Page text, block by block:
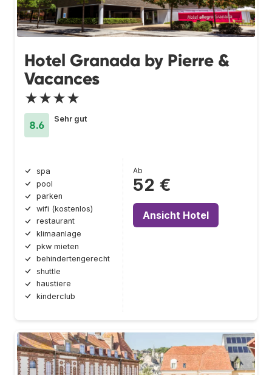
Hotel Granada by Pierre &
Vacances
★★★★
8.6
Sehr gut
spa
pool
parken
wifi (kostenlos)
restaurant
klimaanlage
pkw mieten
behindertengerecht
shuttle
haustiere
kinderclub
Ab
52 €
Ansicht Hotel